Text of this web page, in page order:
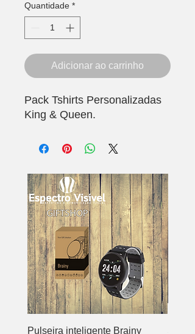
Quantidade *
Adicionar ao carrinho
Pack Tshirts Personalizadas
King & Queen.
Pulseira inteligente Brainy